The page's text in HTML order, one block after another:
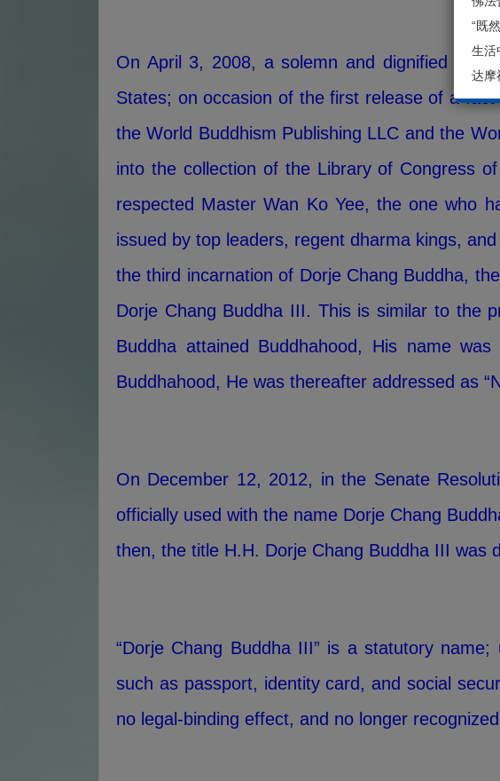
On April 3, 2008, a solemn and dignified
States; on occasion of the first release of a
the World Buddhism Publishing LLC and the
into the collection of the Library of Congress
respected Master Wan Ko Yee, the one who
issued by top leaders, regent dharma kings,
the third incarnation of Dorje Chang Buddha,
Dorje Chang Buddha III. This is similar to the
Buddha attained Buddhahood, His name
Buddhahood, He was thereafter addressed as
On December 12, 2012, in the Senate
officially used with the name Dorje Chang
then, the title H.H. Dorje Chang Buddha III was
“Dorje Chang Buddha III” is a statutory
such as passport, identity card, and social
no legal-binding effect, and no longer
生活
达摩